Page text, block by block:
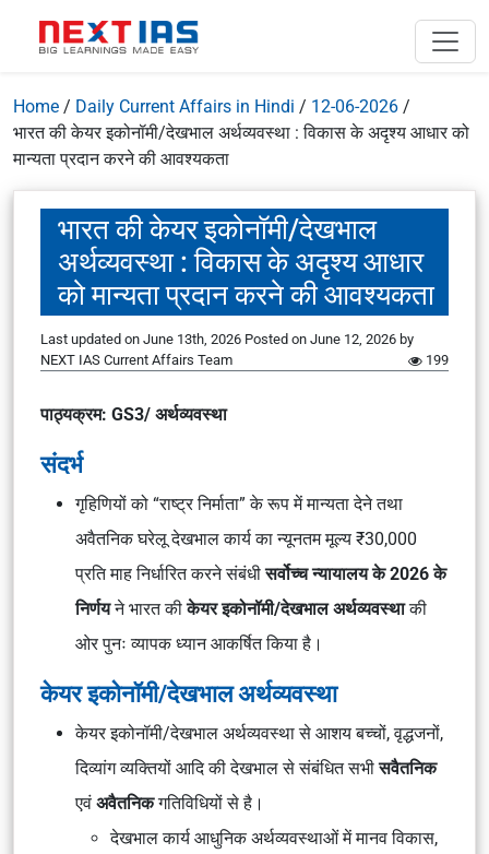
Home / Daily Current Affairs in Hindi / 12-06-2026 /
भारत की केयर इकोनॉमी/देखभाल अर्थव्यवस्था : विकास के अदृश्य आधार को
मान्यता प्रदान करने की आवश्यकता
भारत की केयर इकोनॉमी/देखभाल
अर्थव्यवस्था : विकास के अदृश्य आधार
को मान्यता प्रदान करने की आवश्यकता
Last updated on June 13th, 2026 Posted on June 12, 2026 by
NEXT IAS Current Affairs Team
199
पाठ्यक्रम: GS3/ अर्थव्यवस्था
संदर्भ
गृहिणियों को “राष्ट्र निर्माता” के रूप में मान्यता देने तथा
अवैतनिक घरेलू देखभाल कार्य का न्यूनतम मूल्य ₹30,000
प्रति माह निर्धारित करने संबंधीसर्वोच्च न्यायालय के 2026 के
निर्णयने भारत कीकेयर इकोनॉमी/देखभाल अर्थव्यवस्थाकी
ओर पुनः व्यापक ध्यान आकर्षित किया है।
केयर इकोनॉमी/देखभाल अर्थव्यवस्था
केयर इकोनॉमी/देखभाल अर्थव्यवस्था से आशय बच्चों, वृद्धजनों,
दिव्यांग व्यक्तियों आदि की देखभाल से संबंधित सभीसवैतनिक
एवं अवैतनिकगतिविधियों से है।
देखभाल कार्य आधुनिक अर्थव्यवस्थाओं में मानव विकास,